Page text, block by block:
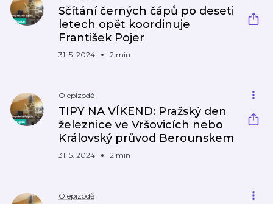
Sčítání černých čápů po deseti
letech opět koordinuje
František Pojer
31. 5. 2024 2 min
O epizodě
TIPY NA VÍKEND: Pražský den
železnice ve Vršovicích nebo
Královský průvod Berounskem
31. 5. 2024 2 min
O epizodě